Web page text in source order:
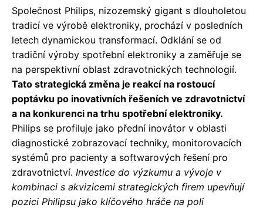
Společnost Philips, nizozemský gigant s dlouholetou
tradicí ve výrobě elektroniky, prochází v posledních
letech dynamickou transformací. Odklání se od
tradiční výroby spotřební elektroniky a zaměřuje se
na perspektivní oblast zdravotnických technologií.
Tato strategická změna je reakcí na rostoucí
poptávku po inovativních řešeních ve zdravotnictví
a na konkurenci na trhu spotřební elektroniky.
Philips se profiluje jako přední inovátor v oblasti
diagnostické zobrazovací techniky, monitorovacích
systémů pro pacienty a softwarových řešení pro
zdravotnictví. Investice do výzkumu a vývoje v
kombinaci s akvizicemi strategických firem upevňují
pozici Philipsu jako klíčového hráče na poli